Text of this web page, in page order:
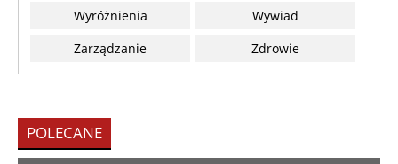
Wyróżnienia
Wywiad
Zarządzanie
Zdrowie
POLECANE